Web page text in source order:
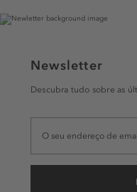
Newsletter
Descubra tudo sobre as